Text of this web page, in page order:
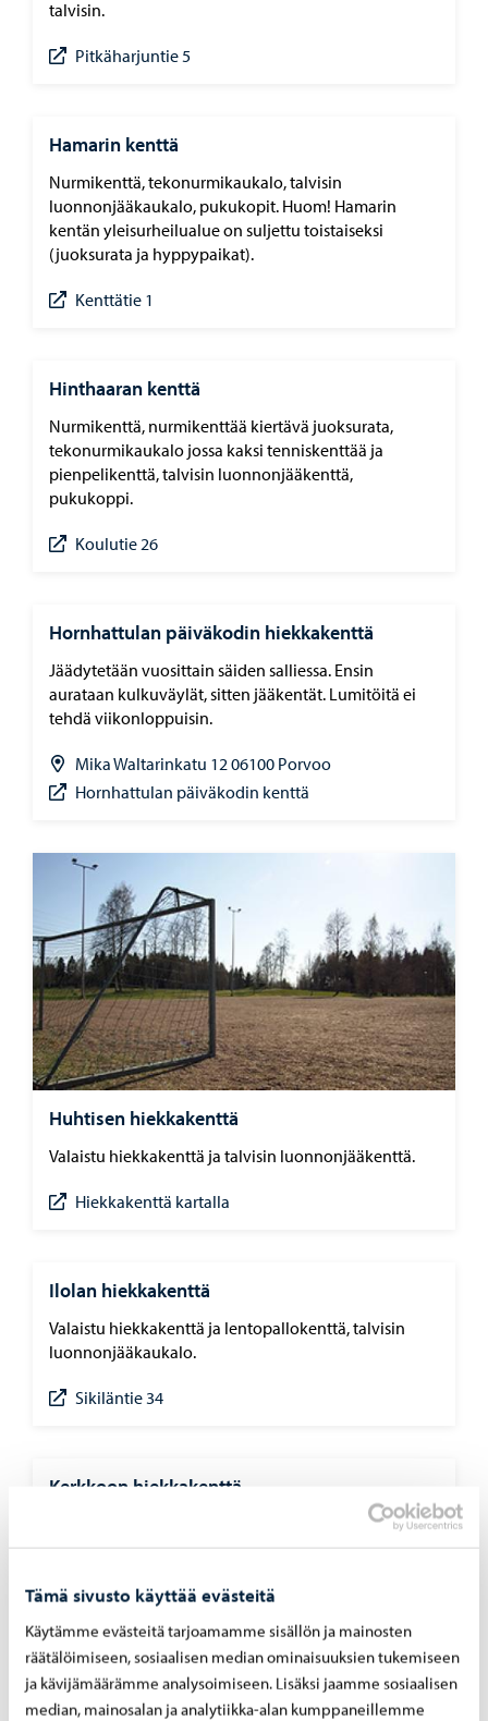
Tämä sivusto käyttää evästeitä
Käytämme evästeitä tarjoamamme sisällön ja mainosten
räätälöimiseen, sosiaalisen median ominaisuuksien tukemiseen
ja kävijämäärämme analysoimiseen. Lisäksi jaamme sosiaalisen
median, mainosalan ja analytiikka-alan kumppaneillemme
talvisin.
Pitkäharjuntie 5
Hamarin kenttä
Nurmikenttä, tekonurmikaukalo, talvisin
luonnonjääkaukalo, pukukopit. Huom! Hamarin
kentän yleisurheilualue on suljettu toistaiseksi
(juoksurata ja hyppypaikat).
Kenttätie 1
Hinthaaran kenttä
Nurmikenttä, nurmikenttää kiertävä juoksurata,
tekonurmikaukalo jossa kaksi tenniskenttää ja
pienpelikenttä, talvisin luonnonjääkenttä,
pukukoppi.
Koulutie 26
Hornhattulan päiväkodin hiekkakenttä
Jäädytetään vuosittain säiden salliessa. Ensin
aurataan kulkuväylät, sitten jääkentät. Lumitöitä ei
tehdä viikonloppuisin.
Mika Waltarinkatu 12 06100 Porvoo
Hornhattulan päiväkodin kenttä
Huhtisen hiekkakenttä
Valaistu hiekkakenttä ja talvisin luonnonjääkenttä.
Hiekkakenttä kartalla
Ilolan hiekkakenttä
Valaistu hiekkakenttä ja lentopallokenttä, talvisin
luonnonjääkaukalo.
Sikiläntie 34
Kerkkoon hiekkakenttä
Valaistu hiekkakenttä, yleisurheilun suorituspaikat,
luonnonjääkaukalo.
Kerkkoontie 249